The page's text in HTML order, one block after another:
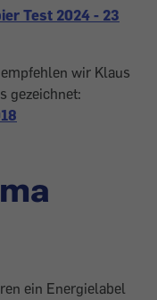
Test 2024 - 23
wir Klaus
gezeichnet:
ein Energielabel